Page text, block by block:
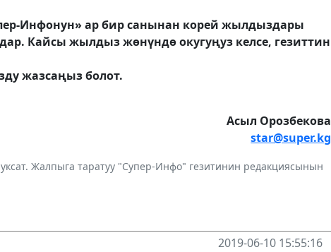
Инфонун» ар бир санынан корей жылдыздары
Кайсы жылдыз жөнүндө окугуңуз келсе, гезиттин
жазсаңыз болот.
Асыл Орозбекова
star@super.kg
Жалпыга таратуу "Супер-Инфо" гезитинин редакциясынын
2019-06-10 15:55:16